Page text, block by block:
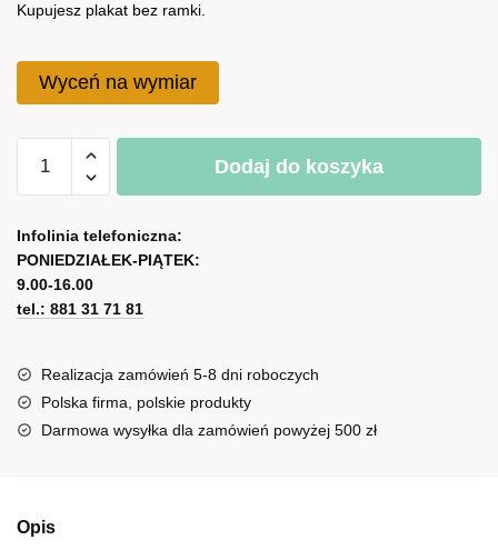
Kupujesz plakat bez ramki.
Wyceń na wymiar
Plakat
Różyczki
Dodaj do koszyka
l
t
e
r
a
t
i
Infolinia telefoniczna:
PONIEDZIAŁEK-PIĄTEK:
9.00-16.00
tel.: 881 31 71 81
Realizacja zamówień 5-8 dni roboczych
Polska firma, polskie produkty
Darmowa wysyłka dla zamówień powyżej 500 zł
Opis